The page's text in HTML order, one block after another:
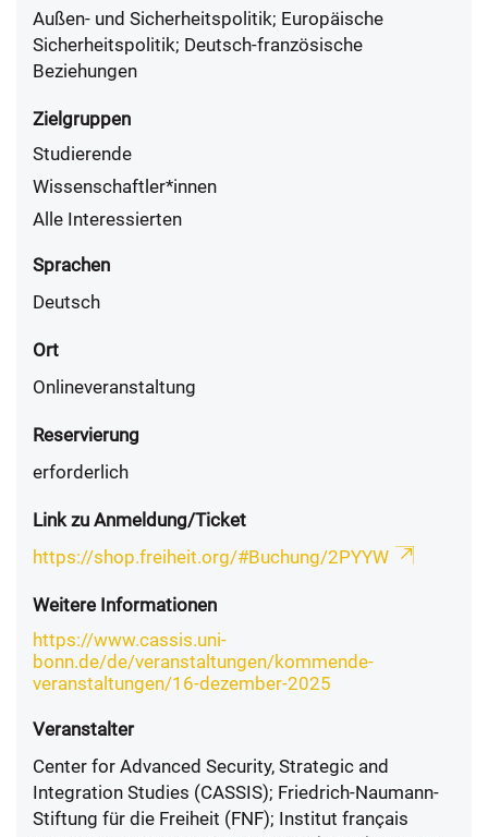
Außen- und Sicherheitspolitik; Europäische
Sicherheitspolitik; Deutsch-französische
Beziehungen
Zielgruppen
Studierende
Wissenschaftler*innen
Alle Interessierten
Sprachen
Deutsch
Ort
Onlineveranstaltung
Reservierung
erforderlich
Link zu Anmeldung/Ticket
https://shop.freiheit.org/#Buchung/2PYYW
Weitere Informationen
https://www.cassis.uni-
bonn.de/de/veranstaltungen/kommende-
veranstaltungen/16-dezember-2025
Veranstalter
Center for Advanced Security, Strategic and
Integration Studies (CASSIS); Friedrich-Naumann-
Stiftung für die Freiheit (FNF); Institut français